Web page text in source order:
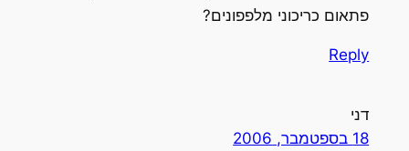
פתאום כריכוני מלפפונים?
Reply
דני
18 בספטמבר, 2006